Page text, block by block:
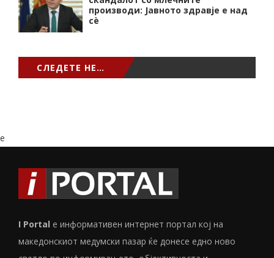
производи: Јавното здравје е над
сѐ
СЛЕДЕТЕ НЕ…
e
I Portal е информативен интернет портал кој на
македонскиот медумски пазар ќе донесе едно ново